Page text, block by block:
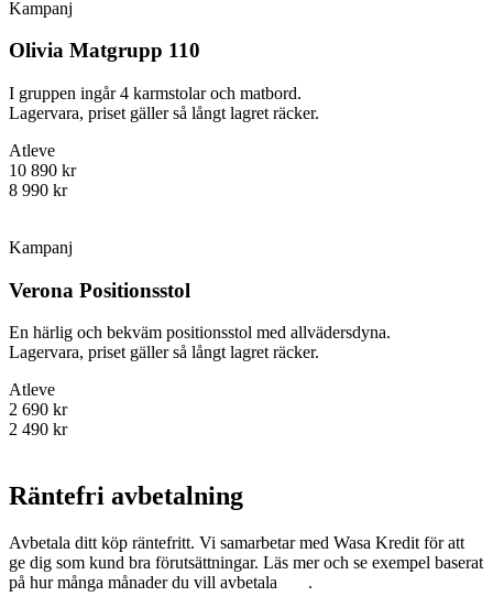
Kampanj
Olivia Matgrupp 110
I gruppen ingår 4 karmstolar och matbord.
Lagervara, priset gäller så långt lagret räcker.
Atleve
10 890 kr
8 990 kr
Kampanj
Verona Positionsstol
En härlig och bekväm positionsstol med allvädersdyna.
Lagervara, priset gäller så långt lagret räcker.
Atleve
2 690 kr
2 490 kr
Räntefri avbetalning
Avbetala ditt köp räntefritt. Vi samarbetar med Wasa Kredit för att
ge dig som kund bra förutsättningar. Läs mer och se exempel baserat
på hur många månader du vill avbetala
.